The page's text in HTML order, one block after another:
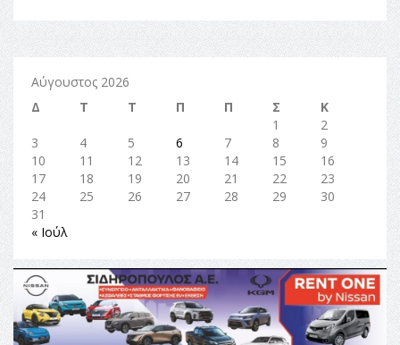
Αύγουστος 2026
Δ
Τ Τ Π Π Σ
Κ
1
2
3
4 5 6 7 8
9
10
11 12 13 14 15
16
17
18 19 20 21 22
23
24
25 26 27 28 29
30
31
« Ιούλ